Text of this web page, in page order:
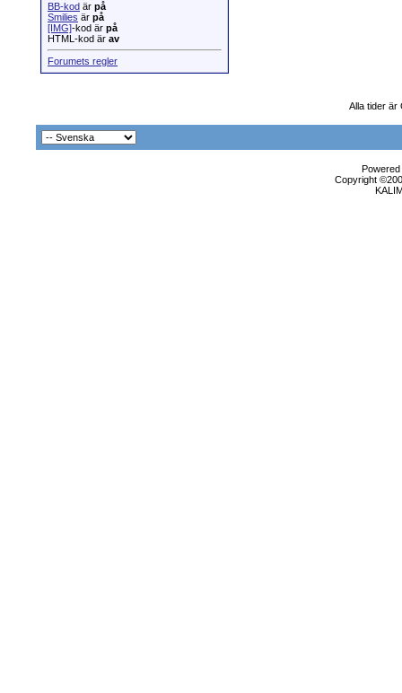
BB-kod är på
Smilies är på
[IMG]-kod är på
HTML-kod är av
Forumets regler
Alla tider är
Copyright